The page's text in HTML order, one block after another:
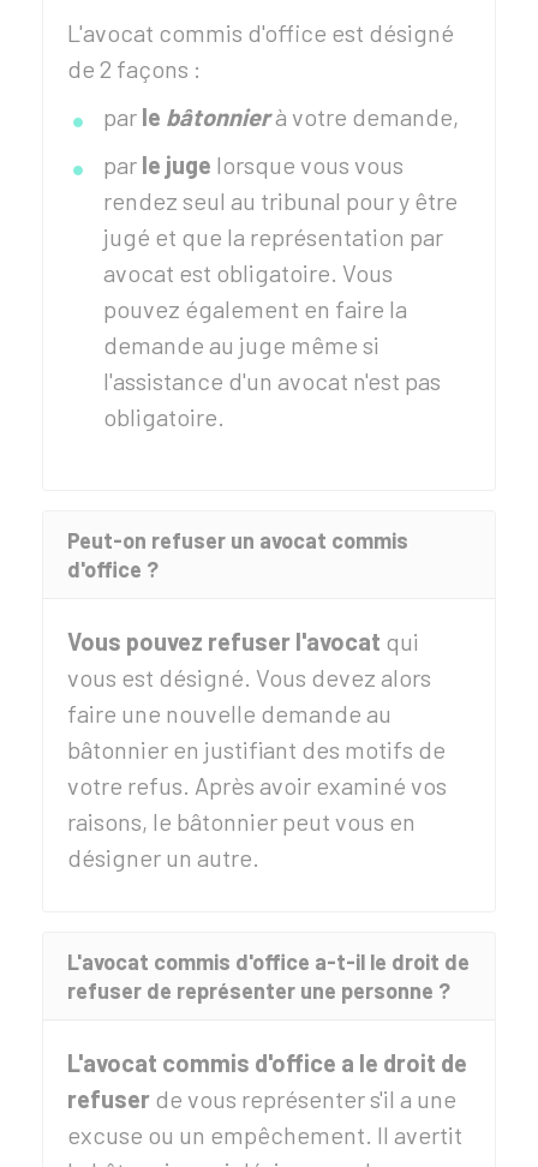
L'avocat commis d'office est désigné
de 2 façons :
par le bâtonnierà votre demande,
par le juge lorsque vous vous
rendez seul au tribunal pour y être
jugé et que la représentation par
avocat est obligatoire. Vous
pouvez également en faire la
demande au juge même si
l'assistance d'un avocat n'est pas
obligatoire.
Peut-on refuser un avocat commis
d'office ?
Vous pouvez refuser l'avocat qui
vous est désigné. Vous devez alors
faire une nouvelle demande au
bâtonnier en justifiant des motifs de
votre refus. Après avoir examiné vos
raisons, le bâtonnier peut vous en
désigner un autre.
L'avocat commis d'office a-t-il le droit de
refuser de représenter une personne ?
L'avocat commis d'office a le droit de
refuser de vous représenter s'il a une
excuse ou un empêchement. Il avertit